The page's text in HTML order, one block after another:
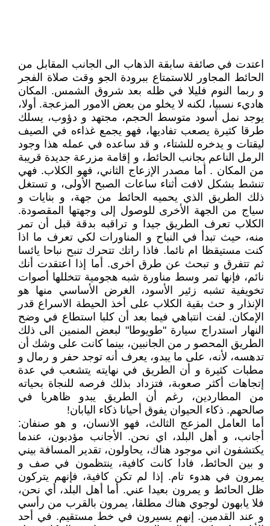
اعتدت في صائفة سابقة الذهاب الى الجانب المقابل من
الحائط المجاور للاستمتاع ببرودة الجو وقت صلاة الفجر
و ربما النوم فليلا في ظله بعد شروق الشمس. المكان
هاديء نسبيا، لكنه لا يخلو من بعض الامور المزعجة. أولا،
يوجد نمل أسود متوسط الحجم، مجتهد و دؤوب، يسلك
طرقا كثيرة يصعب تفاديها، فهو يجمع غذاءه في الصيف
ليقتات و يدخره للشتاء، و قد ساعده في عمله هذا وجود
الرمل الناعم بجانب الحائط، و إقامة مزرعة جديدة قريبة
من المكان . أما مصدر الإزعاج الثاني، فهو الكلاب. فهي
تنشط بشكل لافت أثناء ساعات الصبح الأولى، و تستغل
ذلك الطريق الذي يحميه الحائط من جهة، و بنايات و
سياج من الجهة الأخرى للوصول إلى وجهتها المقصودة.
الكلاب تعرف الطريق جيدا و تراقبه بدقة قبل أن تمر
منه، حيث تبدأ في النباح و المناورات لكي تعرف ما اذا
كنت مستيقظا ام نائما. فاذا راتك تتحرك تنبح نباحا يائسا
ثم تتفرق و تبحث عن طرق اخرى. أما إذا اعتقدت أنك
نائم، فإنها تمر وسط مناورة شبه هجومية تتخللها أصوات
تخويفية تشبه زئير الأسود، الغرض الأساسي منها هو
الإنذار و حث بقية الكلاب على أخذ الحيطة الاسراع قدر
الإمكان. لفت انتباهي فيما بعد أن كلبا استطاع في وضح
النهار استدراج سيارة "طويوطا" لبعض المنمين الى ذلك
الطريق المحصو ر من الجانبين، بينما كانت على وشك أن
تدهسه، لأنه، على ما يبدو، يعرف أنه توجد حفر و رمال و
مطبات كثيرة و أن الطريق في نهايته يتشعب في عدة
إتجاهات أكثر صعوبة، فتزداد بذلك فرصه للنجاة بحياته
من المطاردين، رغم أن الطريق يبدو ظاهريا في
صالحهم. ذكاء الحيوان يفوق أحيانا ذكاء اليابان!
أما العامل المزعج الثالث، فهو الانسان، و هو صنفان:
أجانب، و أهل البلد، اي نحن. الأجانب مؤدبون، عندما
يكتشفون اني موجود هناك، يحاولون، تقدير المسافة بيني
و بين الحائط، فادا كانت كافية، ينتظمون في صف و
يمرون في هدوء تام. إذا لم تكن كافية، فإنهم يتركون
ظل الحائط و يمرون بعيدا عني. أما أهل البلد، أي نحن،
فلا يابهون لوجوي هناك مطلقا، يمرون بالقرب من رأسي
و عند القدمين. إنهم يسيرون في خط مستقيم. في أحد